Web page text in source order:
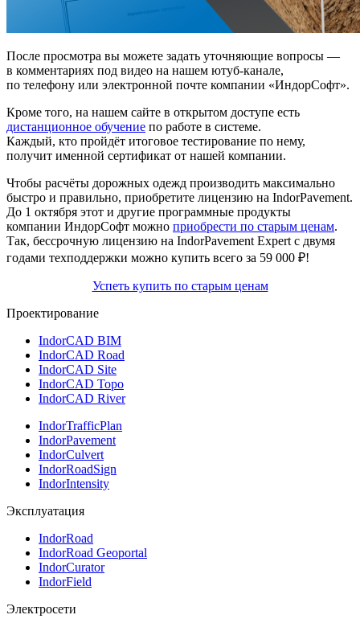
После просмотра вы можете задать уточняющие вопросы —
в комментариях под видео на нашем ютуб-канале,
по телефону или электронной почте компании «ИндорСофт».
Кроме того, на нашем сайте в открытом доступе есть
дистанционное обучение по работе в системе.
Каждый, кто пройдёт итоговое тестирование по нему,
получит именной сертификат от нашей компании.
Чтобы расчёты дорожных одежд производить максимально
быстро и правильно, приобретите лицензию на IndorPavement.
До 1 октября этот и другие программные продукты
компании ИндорСофт можно приобрести по старым ценам.
Так, бессрочную лицензию на IndorPavement Expert с двумя
годами техподдержки можно купить всего за 59 000 ₽!
Успеть купить по старым ценам
Проектирование
IndorCAD BIM
IndorCAD Road
IndorCAD Site
IndorCAD Topo
IndorCAD River
IndorTrafficPlan
IndorPavement
IndorCulvert
IndorRoadSign
IndorIntensity
Эксплуатация
IndorRoad
IndorRoad Geoportal
IndorCurator
IndorField
Электросети